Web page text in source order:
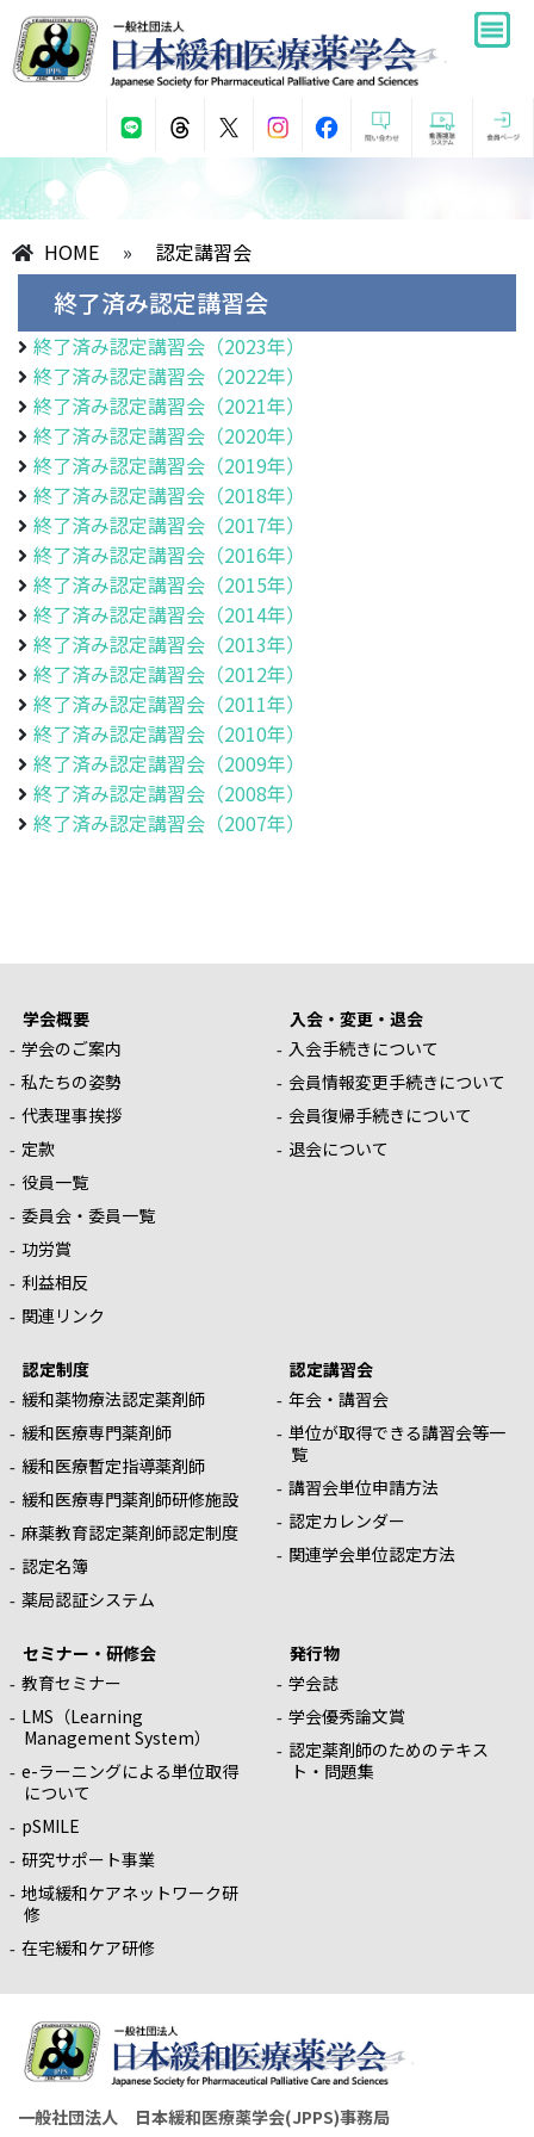
HOME » 認定講習会
終了済み認定講習会
終了済み認定講習会（2023年）
終了済み認定講習会（2022年）
終了済み認定講習会（2021年）
終了済み認定講習会（2020年）
終了済み認定講習会（2019年）
終了済み認定講習会（2018年）
終了済み認定講習会（2017年）
終了済み認定講習会（2016年）
終了済み認定講習会（2015年）
終了済み認定講習会（2014年）
終了済み認定講習会（2013年）
終了済み認定講習会（2012年）
終了済み認定講習会（2011年）
終了済み認定講習会（2010年）
終了済み認定講習会（2009年）
終了済み認定講習会（2008年）
終了済み認定講習会（2007年）
学会概要
学会のご案内
私たちの姿勢
代表理事挨拶
定款
役員一覧
委員会・委員一覧
功労賞
利益相反
関連リンク
入会・変更・退会
入会手続きについて
会員情報変更手続きについて
会員復帰手続きについて
退会について
認定制度
緩和薬物療法認定薬剤師
緩和医療専門薬剤師
緩和医療暫定指導薬剤師
緩和医療専門薬剤師研修施設
麻薬教育認定薬剤師認定制度
認定名簿
薬局認証システム
認定講習会
年会・講習会
単位が取得できる講習会等一
覧
講習会単位申請方法
認定カレンダー
関連学会単位認定方法
セミナー・研修会
教育セミナー
LMS（Learning
Management System）
e-ラーニングによる単位取得
について
pSMILE
研究サポート事業
地域緩和ケアネットワーク研
修
在宅緩和ケア研修
発行物
学会誌
学会優秀論文賞
認定薬剤師のためのテキス
ト・問題集
一般社団法人 日本緩和医療薬学会(JPPS)事務局